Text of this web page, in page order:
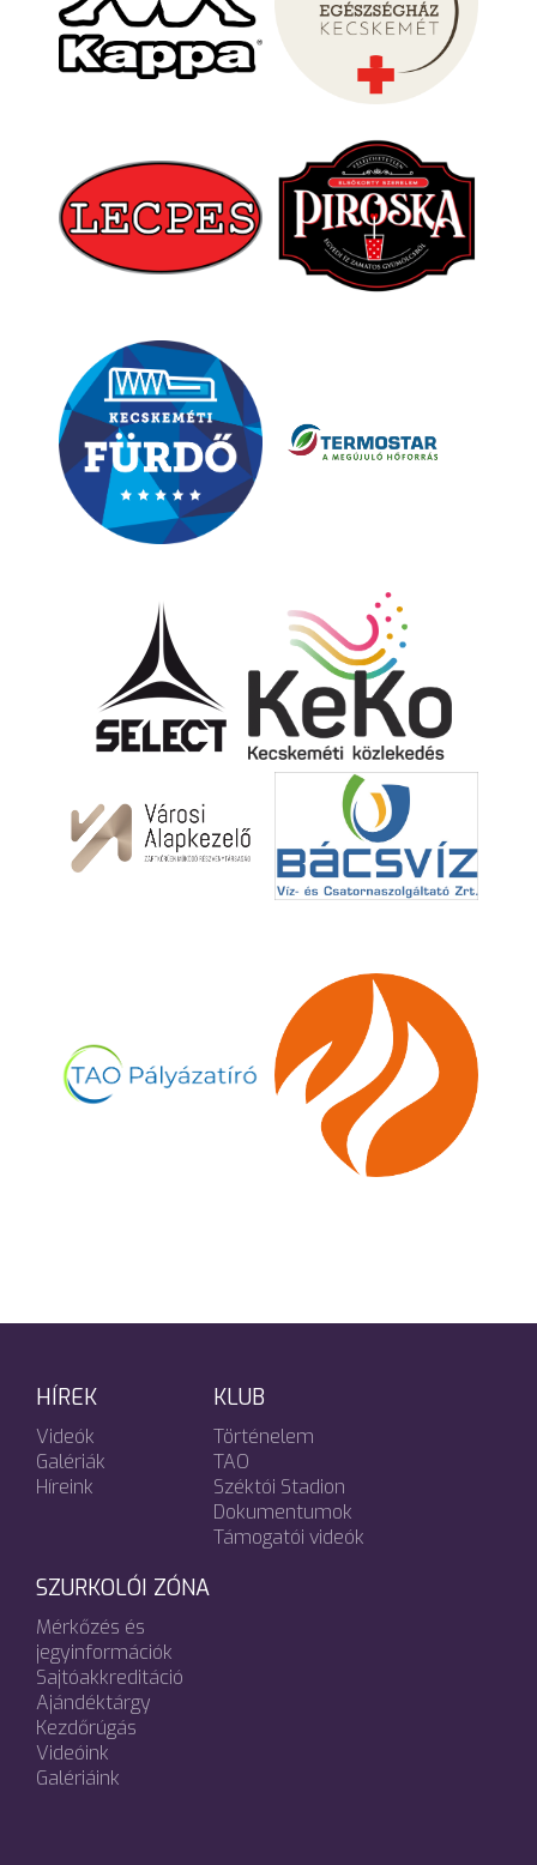
HÍREK
Videók
Galériák
Híreink
KLUB
Történelem
TAO
Széktói Stadion
Dokumentumok
Támogatói videók
SZURKOLÓI ZÓNA
Mérkőzés és
jegyinformációk
Sajtóakkreditáció
Ajándéktárgy
Kezdőrúgás
Videóink
Galériáink